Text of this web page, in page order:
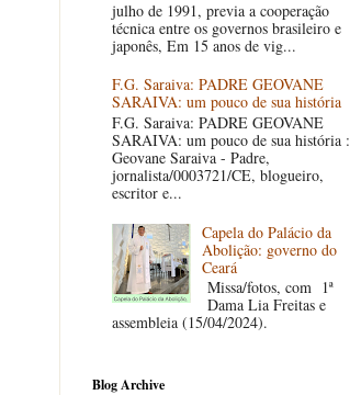
julho de 1991, previa a cooperação
técnica entre os governos brasileiro e
japonês, Em 15 anos de vig...
F.G. Saraiva: PADRE GEOVANE
SARAIVA: um pouco de sua história
F.G. Saraiva: PADRE GEOVANE
SARAIVA: um pouco de sua história :
Geovane Saraiva - Padre,
jornalista/0003721/CE, blogueiro,
escritor e...
Capela do Palácio da
Abolição: governo do
Ceará
Missa/fotos, com 1ª
Dama Lia Freitas e
assembleia (15/04/2024).
Blog Archive